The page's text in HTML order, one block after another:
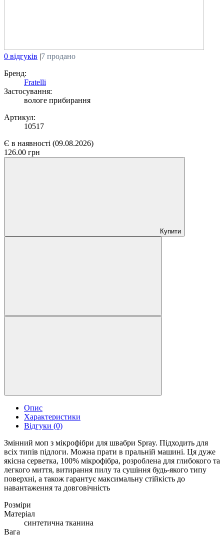
0 відгуків |7 продано
Бренд:
Fratelli
Застосування:
вологе прибирання
Артикул:
10517
Є в наявності (09.08.2026)
126.00 грн
Купити
Опис
Характеристики
Відгуки (0)
Змінний моп з мікрофібри для швабри Spray. Підходить для
всіх типів підлоги. Можна прати в пральній машині. Ця дуже
якісна серветка, 100% мікрофібра, розроблена для глибокого та
легкого миття, витирання пилу та сушіння будь-якого типу
поверхні, а також гарантує максимальну стійкість до
навантаження та довговічність
Розміри
Матеріал
синтетична тканина
Вага